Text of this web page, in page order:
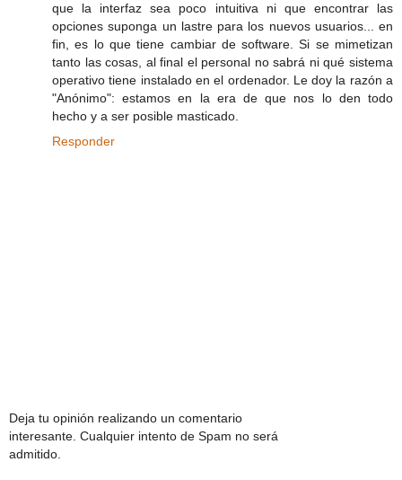
que la interfaz sea poco intuitiva ni que encontrar las
opciones suponga un lastre para los nuevos usuarios... en
fin, es lo que tiene cambiar de software. Si se mimetizan
tanto las cosas, al final el personal no sabrá ni qué sistema
operativo tiene instalado en el ordenador. Le doy la razón a
"Anónimo": estamos en la era de que nos lo den todo
hecho y a ser posible masticado.
Responder
Deja tu opinión realizando un comentario
interesante. Cualquier intento de Spam no será
admitido.